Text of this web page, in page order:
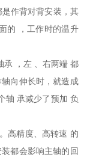
作背对背安装，其
的 ，工作时的温升
承 ，左 、右两端 都
向伸长时，就造成
轴 承减少了预加 负
高精度、高转速 的
都会影响主轴的回